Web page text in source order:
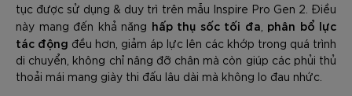
tục được sử dụng & duy trì trên mẫu Inspire Pro Gen 2. Điều
này mang đến khả năng hấp thụ sốc tối đa phân bổ lực
tác động đều hơn, giảm áp lực lên các khớp trong quá trình
di chuyển, không chỉ nâng đỡ chân mà còn giúp các phủi thủ
thoải mái mang giày thi đấu lâu dài mà không lo đau nhức.